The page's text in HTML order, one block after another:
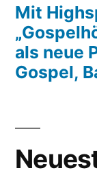
Mit
als neue
Gospel,